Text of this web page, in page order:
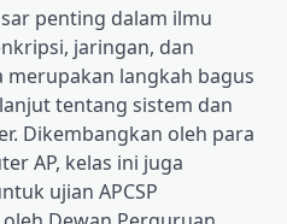
penting dalam ilmu
jaringan, dan
merupakan langkah bagus
tentang sistem dan
Dikembangkan oleh para
AP, kelas ini juga
ujian APCSP